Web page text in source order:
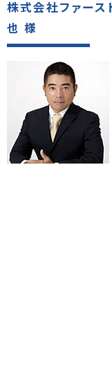
株式会社ファー
也 様